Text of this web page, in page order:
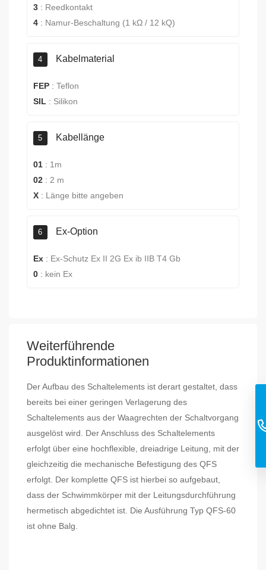
3 : Reedkontakt
4 : Namur-Beschaltung (1 kΩ / 12 kQ)
4 Kabelmaterial
FEP : Teflon
SIL : Silikon
5 Kabellänge
01 : 1m
02 : 2 m
X : Länge bitte angeben
6 Ex-Option
Ex : Ex-Schutz Ex II 2G Ex ib IIB T4 Gb
0 : kein Ex
Weiterführende
Produktinformationen
Der Aufbau des Schaltelements ist derart gestaltet, dass
bereits bei einer geringen Verlagerung des
Schaltelements aus der Waagrechten der Schaltvorgang
ausgelöst wird. Der Anschluss des Schaltelements
erfolgt über eine hochflexible, dreiadrige Leitung, mit der
gleichzeitig die mechanische Befestigung des QFS
erfolgt. Der komplette QFS ist hierbei so aufgebaut,
dass der Schwimmkörper mit der Leitungsdurchführung
hermetisch abgedichtet ist. Die Ausführung Typ QFS-60
ist ohne Balg.